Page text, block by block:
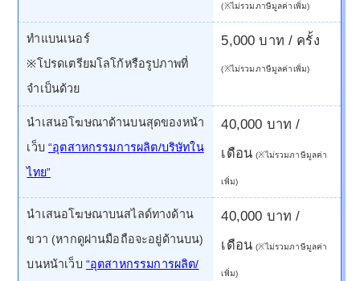
(※ไม่รวมภาษีมูลค่าเพิ่ม)
ทำแบนเนอร์
※โปรดเตรียมโลโก้หรือรูปภาพที่
จำเป็นด้วย
5,000 บาท / ครั้ง
(※ไม่รวมภาษีมูลค่าเพิ่ม)
นำเสนอโฆษณาด้านบนสุดของหน้า
เว็บ“อุตสาหกรรมการผลิต/บริษัทใน
ไทย”
40,000 บาท /
เดือน (※ไม่รวมภาษีมูลค่า
เพิ่ม)
นำเสนอโฆษณาบนสไลด์ทางด้าน
ขวา (หากดูผ่านมือถือจะอยู่ด้านบน)
บนหน้าเว็บ “อุตสาหกรรมการผลิต/
40,000 บาท /
เดือน (※ไม่รวมภาษีมูลค่า
เพิ่ม)